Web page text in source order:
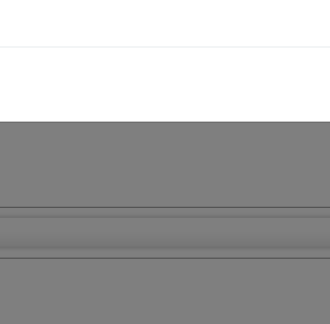
or enterprise ID. When a company is